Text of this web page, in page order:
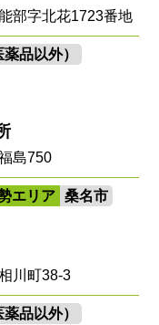
部字北花1723番地
品以外）
島750
エリア 桑名市
川町38-3
品以外）